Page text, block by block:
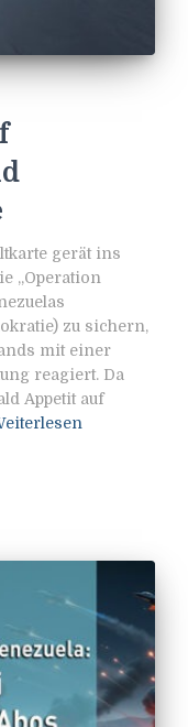
gerät ins
„Operation
zu sichern,
mit einer
reagiert. Da
Appetit auf